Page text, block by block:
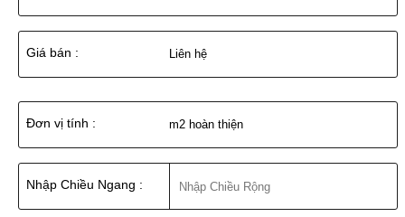
Giá bán : Liên hệ
Đơn vị tính : m2 hoàn thiện
Nhập Chiều Ngang :